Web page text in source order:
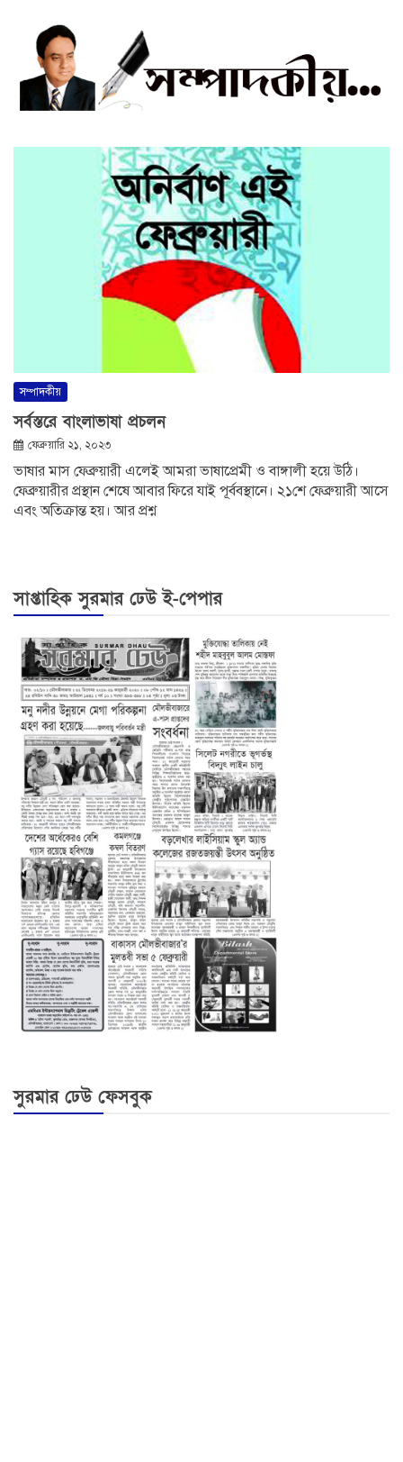
সম্পাদকীয়
সর্বস্তরে বাংলাভাষা প্রচলন
ফেব্রুয়ারি ২১, ২০২৩
ভাষার মাস ফেব্রুয়ারী এলেই আমরা ভাষাপ্রেমী ও বাঙ্গালী হয়ে উঠি।
ফেব্রুয়ারীর প্রস্থান শেষে আবার ফিরে যাই পূর্ববস্থানে। ২১শে ফেব্রুয়ারী আসে
এবং অতিক্রান্ত হয়। আর প্রশ্ন
সাপ্তাহিক সুরমার ঢেউ ই-পেপার
সুরমার ঢেউ ফেসবুক